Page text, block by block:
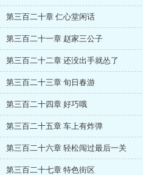
第三百二十章 仁心堂闲话
第三百二十一章 赵家三公子
第三百二十二章 还没出手就怂了
第三百二十三章 旬日春游
第三百二十四章 好巧哦
第三百二十五章 车上有炸弹
第三百二十六章 轻松闯过最后一关
第三百二十七章 特色街区